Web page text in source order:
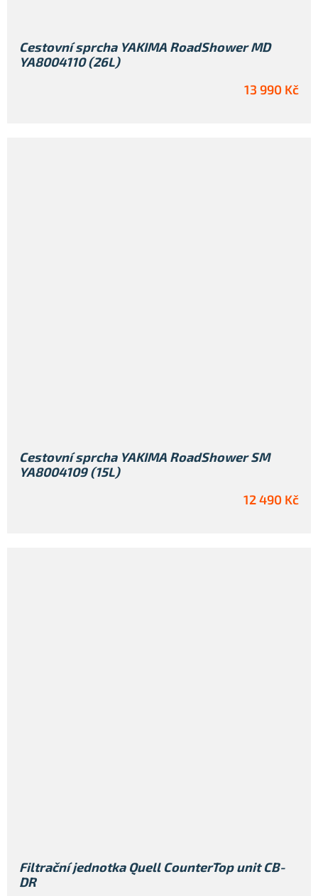
Cestovní sprcha YAKIMA RoadShower MD
YA8004110 (26L)
13 990 Kč
Cestovní sprcha YAKIMA RoadShower SM
YA8004109 (15L)
12 490 Kč
Filtrační jednotka Quell CounterTop unit CB-
DR